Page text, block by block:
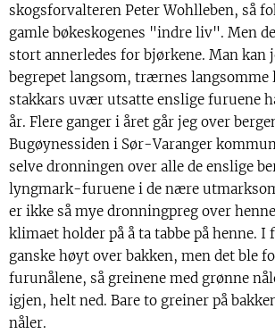
skogsforvalteren Peter Wohlleben, så
gamle bøkeskogenes "indre liv". Men
stort annerledes for bjørkene. Man kan
begrepet langsom, trærnes langsomme
stakkars uvær utsatte enslige furuene
år. Flere ganger i året går jeg over
Bugøynessiden i Sør-Varanger
selve dronningen over alle de enslige
lyngmark-furuene i de nære
er ikke så mye dronningpreg over
klimaet holder på å ta tabbe på henne. I
ganske høyt over bakken, men det ble
furunålene, så greinene med grønne
igjen, helt ned. Bare to greiner på
nåler.